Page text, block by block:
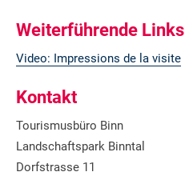
Weiterführende Links
Video: Impressions de la visite
Kontakt
Tourismusbüro Binn
Landschaftspark Binntal
Dorfstrasse 11